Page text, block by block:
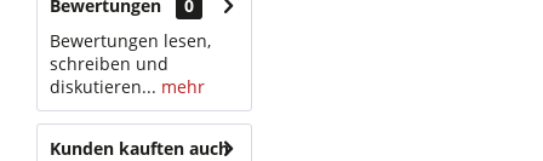
Bewertungen
0
Bewertungen lesen,
schreiben und
diskutieren... mehr
Kunden kauften auch